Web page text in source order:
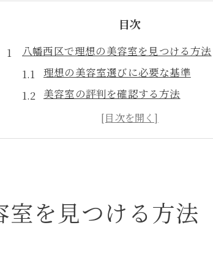
目次
八幡西区で理想の美容室を見つける方法
理想の美容室選びに必要な基準
美容室の評判を確認する方法
美容室のスタイル提案を比較しよう
美容室のサービスと価格を確認する
福岡県のロングヘアに最適な美容室選び
ロングヘア向け美容室の見分け方
室を見つける方法